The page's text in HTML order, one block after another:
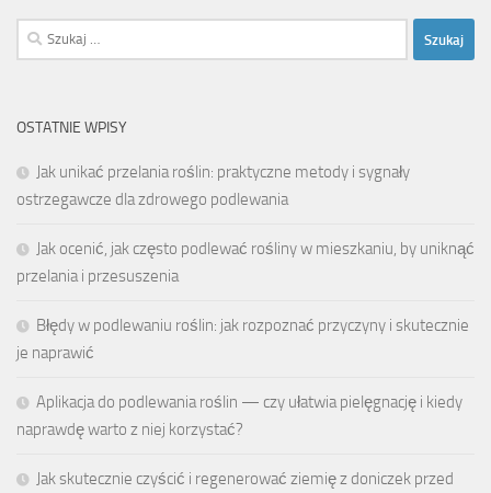
Szukaj:
OSTATNIE WPISY
Jak unikać przelania roślin: praktyczne metody i sygnały
ostrzegawcze dla zdrowego podlewania
Jak ocenić, jak często podlewać rośliny w mieszkaniu, by uniknąć
przelania i przesuszenia
Błędy w podlewaniu roślin: jak rozpoznać przyczyny i skutecznie
je naprawić
Aplikacja do podlewania roślin — czy ułatwia pielęgnację i kiedy
naprawdę warto z niej korzystać?
Jak skutecznie czyścić i regenerować ziemię z doniczek przed